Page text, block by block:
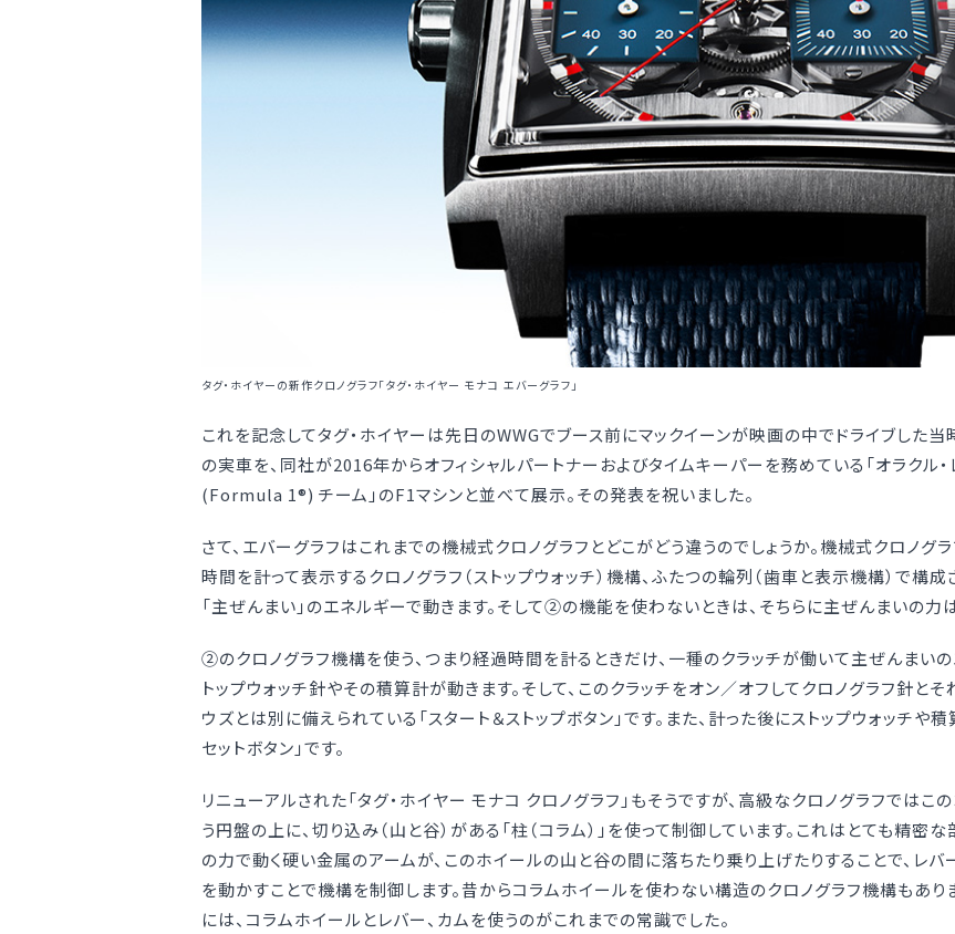
タグ・ホイヤーの新作クロノグラフ「タグ・ホイヤー モナコ エバーグラフ」
これを記念してタグ・ホイヤーは先日のWWGでブース前にマックイーンが映画の中でドライブした当
の実車を、同社が2016年からオフィシャルパートナーおよびタイムキーパーを務めている「オラクル・
(Formula 1®) チーム」のF1マシンと並べて展示。その発表を祝いました。
さて、エバーグラフはこれまでの機械式クロノグラフとどこがどう違うのでしょうか。機械式クロノ
時間を計って表示するクロノグラフ（ストップウォッチ）機構、ふたつの輪列（歯車と表示機構）で構
「主ぜんまい」のエネルギーで動きます。そして②の機能を使わないときは、そちらに主ぜんまいの力
②のクロノグラフ機構を使う、つまり経過時間を計るときだけ、一種のクラッチが働いて主ぜんまい
トップウォッチ針やその積算計が動きます。そして、このクラッチをオン／オフしてクロノグラフ針と
ウズとは別に備えられている「スタート＆ストップボタン」です。また、計った後にストップウォッチや
セットボタン」です。
リニューアルされた「タグ・ホイヤー モナコ クロノグラフ」もそうですが、高級なクロノグラフではこ
う円盤の上に、切り込み（山と谷）がある「柱（コラム）」を使って制御しています。これはとても精
の力で動く硬い金属のアームが、このホイールの山と谷の間に落ちたり乗り上げたりすることで、レ
を動かすことで機構を制御します。昔からコラムホイールを使わない構造のクロノグラフ機構もあり
には、コラムホイールとレバー、カムを使うのがこれまでの常識でした。